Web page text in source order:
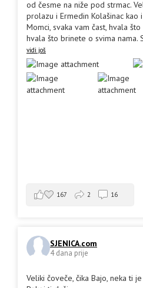
od česme na niže pod strmac.
prolazu i Ermedin Kolašinac kao
Momci, svaka vam čast, hvala
hvala što brinete o svima nama.
vidi još
167 2 16
SJENICA.com
4 dana prije
Veliki čoveče, čika Bajo, neka ti